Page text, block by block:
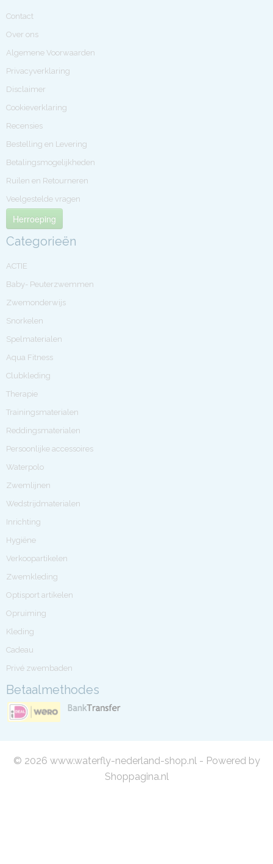
Contact
Over ons
Algemene Voorwaarden
Privacyverklaring
Disclaimer
Cookieverklaring
Recensies
Bestelling en Levering
Betalingsmogelijkheden
Ruilen en Retourneren
Veelgestelde vragen
Herroeping
Categorieën
ACTIE
Baby- Peuterzwemmen
Zwemonderwijs
Snorkelen
Spelmaterialen
Aqua Fitness
Clubkleding
Therapie
Trainingsmaterialen
Reddingsmaterialen
Persoonlijke accessoires
Waterpolo
Zwemlijnen
Wedstrijdmaterialen
Inrichting
Hygiëne
Verkoopartikelen
Zwemkleding
Optisport artikelen
Opruiming
Kleding
Cadeau
Privé zwembaden
Betaalmethodes
© 2026 www.waterfly-nederland-shop.nl - Powered by
Shoppagina.nl